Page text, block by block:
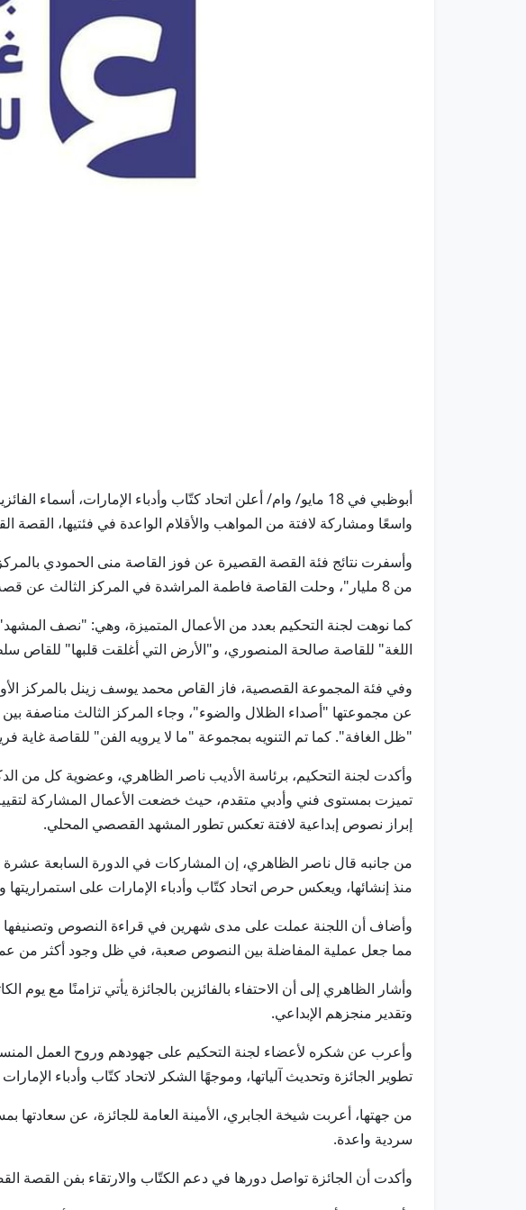
واسعًا ومشاركة لافتة من المواهب والأقلام الواعدة في فئتيها، القصة
من 8 مليار"، وحلت القاصة فاطمة المراشدة في المركز الثالث عن قصة "سادنُ الحرفِ الأخير".
كما نوهت لجنة التحكيم بعدد من الأعمال المتميزة، وهي: "نصف
اللغة" للقاصة صالحة المنصوري، و"الأرض التي أغلقت قلبها" للقاص
وفي فئة المجموعة القصصية، فاز القاص محمد يوسف زينل بالمركز
عن مجموعتها "أصداء الظلال والضوء"، وجاء المركز الثالث
"ظل الغافة". كما تم التنويه بمجموعة "ما لا يرويه الفن" للقاصة غاية
وأكدت لجنة التحكيم، برئاسة الأديب ناصر الظاهري، وعضوية كل من
تميزت بمستوى فني وأدبي متقدم، حيث خضعت الأعمال المشاركة لتقييم
إبراز نصوص إبداعية لافتة تعكس تطور المشهد القصصي المحلي.
من جانبه قال ناصر الظاهري، إن المشاركات في الدورة السابعة عشرة
منذ إنشائها، ويعكس حرص اتحاد كتّاب وأدباء الإمارات على استمراريتها
وأضاف أن اللجنة عملت على مدى شهرين في قراءة النصوص وتصنيفها
مما جعل عملية المفاضلة بين النصوص صعبة، في ظل وجود أكثر من
وتقدير منجزهم الإبداعي.
وأعرب عن شكره لأعضاء لجنة التحكيم على جهودهم وروح العمل
تطوير الجائزة وتحديث آلياتها، وموجهًا الشكر لاتحاد كتّاب وأدباء
من جهتها، أعربت شيخة الجابري، الأمينة العامة للجائزة، عن
سردية واعدة.
وأكدت أن الجائزة تواصل دورها في دعم الكتّاب والارتقاء بفن القصة